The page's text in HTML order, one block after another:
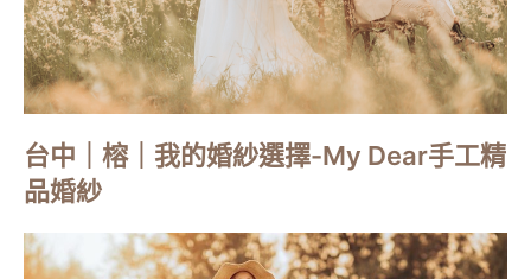
台中｜榕｜我的婚紗選擇-My Dear手工精
品婚紗